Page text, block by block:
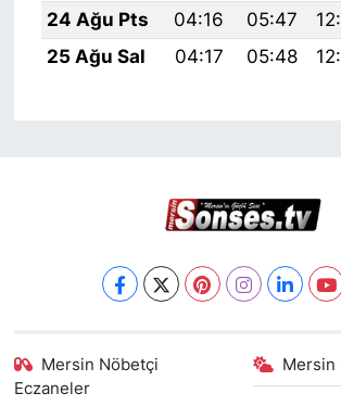
24 Ağu Pts
04:16 05:47
25 Ağu Sal
04:17 05:48
Mersin Nöbetçi
Eczaneler
Mersin